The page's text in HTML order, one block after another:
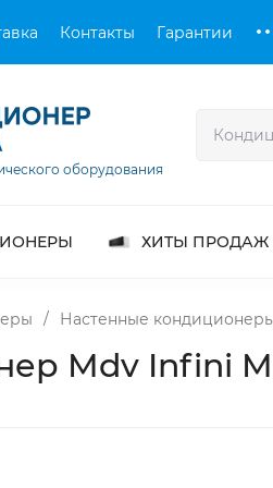
Контакты Гарантии
оборудования
ХИТЫ ПРОДАЖ
/ Настенные
Mdv Infini